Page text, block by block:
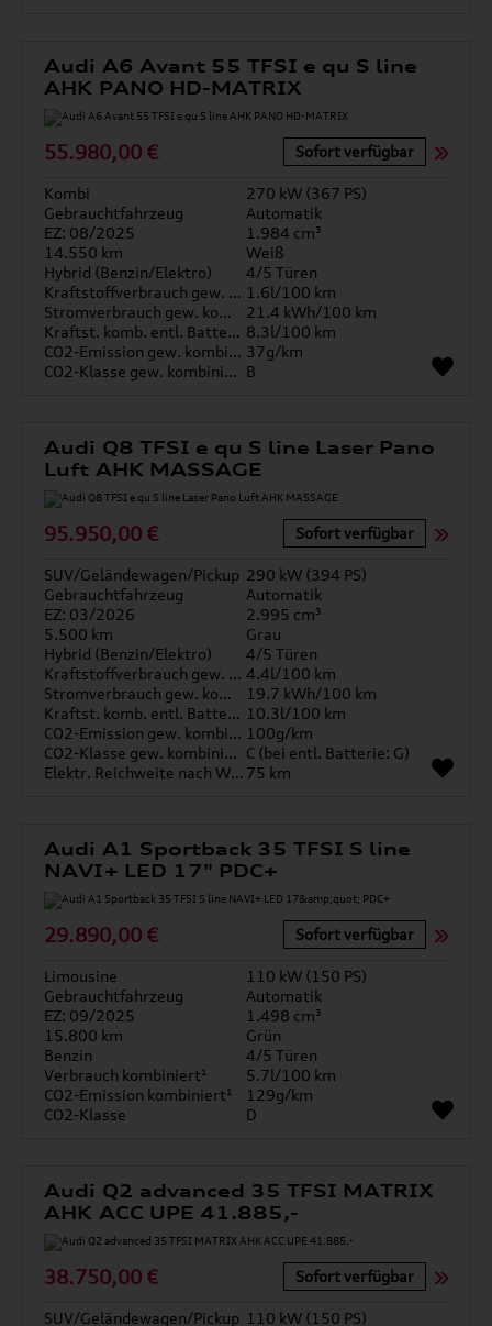
Audi A6 Avant 55 TFSI e qu S line
AHK PANO HD-MATRIX
55.980,00 € Sofort verfügbar
Kombi
270 kW (367 PS)
Gebrauchtfahrzeug
Automatik
EZ: 08/2025
1.984 cm³
14.550 km
Weiß
Hybrid (Benzin/Elektro)
4/5 Türen
Kraftstoffverbrauch gew. kombiniert 1.6l/100 km
Stromverbrauch gew. kombiniert
21.4 kWh/100 km
Kraftst. komb. entl. Batterie 8.3l/100 km
CO2-Emission gew. kombiniert 37g/km
CO2-Klasse gew. kombiniert B
Audi Q8 TFSI e qu S line Laser Pano
Luft AHK MASSAGE
95.950,00 € Sofort verfügbar
SUV/Geländewagen/Pickup 290 kW (394 PS)
Gebrauchtfahrzeug
Automatik
EZ: 03/2026
2.995 cm³
5.500 km
Grau
Hybrid (Benzin/Elektro)
4/5 Türen
Kraftstoffverbrauch gew. kombiniert 4.4l/100 km
Stromverbrauch gew. kombiniert
19.7 kWh/100 km
Kraftst. komb. entl. Batterie 10.3l/100 km
CO2-Emission gew. kombiniert 100g/km
CO2-Klasse gew. kombiniert C (bei entl. Batterie: G)
Elektr. Reichweite nach WLTP* 75 km
Audi A1 Sportback 35 TFSI S line
NAVI+ LED 17" PDC+
29.890,00 € Sofort verfügbar
Limousine
110 kW (150 PS)
Gebrauchtfahrzeug
Automatik
EZ: 09/2025
1.498 cm³
15.800 km
Grün
Benzin
4/5 Türen
Verbrauch kombiniert¹
5.7l/100 km
CO2-Emission kombiniert¹
129g/km
CO2-Klasse
D
Audi Q2 advanced 35 TFSI MATRIX
AHK ACC UPE 41.885,-
38.750,00 € Sofort verfügbar
SUV/Geländewagen/Pickup 110 kW (150 PS)